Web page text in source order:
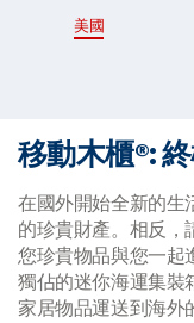
美國
移動木櫃®:
在國外開始全新的生
的珍貴財產。相反
您珍貴物品與您一起
獨佔的迷你海運集裝
家居物品運送到海外